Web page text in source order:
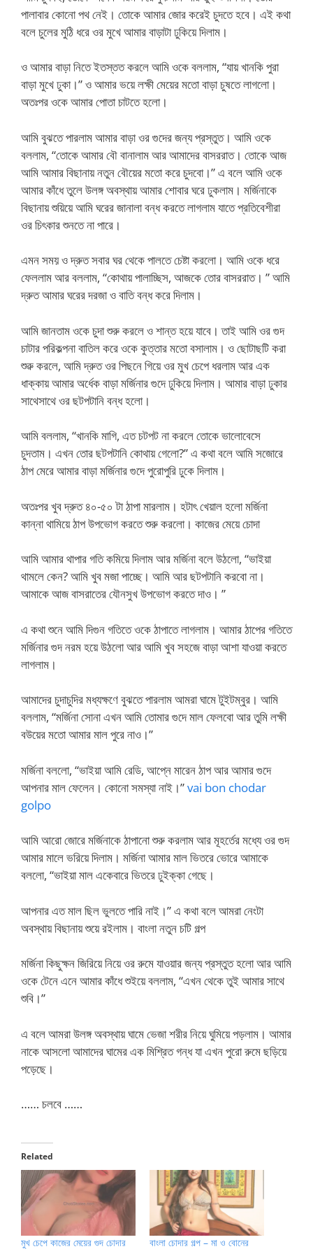
পালাবার কোনো পথ নেই। তোকে আমার জোর করেই চুদতে হবে। এই কথা
বলে চুলের মুঠি ধরে ওর মুখে আমার বাড়াটা ঢুকিয়ে দিলাম।
ও আমার বাড়া নিতে ইতস্তত করলে আমি ওকে বললাম, “যায় খানকি পুরা
বাড়া মুখে ঢুকা।” ও আমার ভয়ে লক্ষী মেয়ের মতো বাড়া চুষতে লাগলো।
অতঃপর ওকে আমার পোতা চাটতে হলো।
আমি বুঝতে পারলাম আমার বাড়া ওর গুদের জন্য প্রস্তুত। আমি ওকে
বললাম, “তোকে আমার বৌ বানালাম আর আমাদের বাসররাত। তোকে আজ
আমি আমার বিছানায় নতুন বৌয়ের মতো করে চুদবো।” এ বলে আমি ওকে
আমার কাঁধে তুলে উলঙ্গ অবস্থায় আমার শোবার ঘরে ঢুকলাম। মর্জিনাকে
বিছানায় শুয়িয়ে আমি ঘরের জানালা বন্ধ করতে লাগলাম যাতে প্রতিবেশীরা
ওর চিৎকার শুনতে না পারে।
এমন সময় ও দ্রুত সবার ঘর থেকে পালতে চেষ্টা করলো। আমি ওকে ধরে
ফেললাম আর বললাম, “কোথায় পালাচ্ছিস, আজকে তোর বাসররাত। ” আমি
দ্রুত আমার ঘরের দরজা ও বাতি বন্ধ করে দিলাম।
আমি জানতাম ওকে চুদা শুরু করলে ও শান্ত হয়ে যাবে। তাই আমি ওর গুদ
চাটার পরিকল্পনা বাতিল করে ওকে কুত্তার মতো বসালাম। ও ছোটাছটি করা
শুৱু করলে, আমি দ্রুত ওর পিছনে গিয়ে ওর মুখ চেপে ধরলাম আর এক
ধাক্কায় আমার অর্ধেক বাড়া মর্জিনার গুদে ঢুকিয়ে দিলাম। আমার বাড়া ঢুকার
সাথেসাথে ওর ছটপটানি বন্ধ হলো।
আমি বললাম, “খানকি মাগি, এত চটপট না করলে তোকে ভালোবেসে
চুদতাম। এখন তোর ছটপটানি কোথায় গেলো?” এ কথা বলে আমি সজোরে
ঠাপ মেরে আমার বাড়া মর্জিনার গুদে পুরোপুরি ঢুকে দিলাম।
অতঃপর খুব দ্রুত ৪০-৫০ টা ঠাপা মারলাম। হটাৎ খেয়াল হলো মর্জিনা
কান্না থামিয়ে ঠাপ উপভোগ করতে শুরু করলো। কাজের মেয়ে চোদা
আমি আমার থাপার গতি কমিয়ে দিলাম আর মর্জিনা বলে উঠলো, “ভাইয়া
থামলে কেন? আমি খুব মজা পাচ্ছে। আমি আর ছটপটানি করবো না।
আমাকে আজ বাসরাতের যৌনসুখ উপভোগ করতে দাও। ”
এ কথা শুনে আমি দিগুন গতিতে ওকে ঠাপাতে লাগলাম। আমার ঠাপের গতিতে
মর্জিনার গুদ নরম হয়ে উঠলো আর আমি খুব সহজে বাড়া আশা যাওয়া করতে
লাগলাম।
আমাদের চুদাচুদির মধ্যক্ষণে বুঝতে পারলাম আমরা ঘামে টুইটম্বুর। আমি
বললাম, “মর্জিনা সোনা এখন আমি তোমার গুদে মাল ফেলবো আর তুমি লক্ষী
বউয়ের মতো আমার মাল পুরে নাও।”
মর্জিনা বললো, “ভাইয়া আমি রেডি, আপ্নে মারেন ঠাপ আর আমার গুদে
আপনার মাল ফেলেন। কোনো সমস্যা নাই।”vai bon chodar
golpo
আমি আরো জোরে মর্জিনাকে ঠাপানো শুরু করলাম আর মূহর্তের মধ্যে ওর গুদ
আমার মালে ভরিয়ে দিলাম। মর্জিনা আমার মাল ভিতরে ভোরে আমাকে
বললো, “ভাইয়া মাল একেবারে ভিতরে ঢুইক্কা গেছে।
আপনার এত মাল ছিল ভুলতে পারি নাই।” এ কথা বলে আমরা নেংটা
অবস্থায় বিছানায় শুয়ে রইলাম। বাংলা নতুন চটি গল্প
মর্জিনা কিছুক্ষন জিরিয়ে নিয়ে ওর রুমে যাওয়ার জন্য প্রস্তুত হলো আর আমি
ওকে টেনে এনে আমার কাঁধে শুইয়ে বললাম, “এখন থেকে তুই আমার সাথে
শুবি।”
এ বলে আমরা উলঙ্গ অবস্থায় ঘামে ভেজা শরীর নিয়ে ঘুমিয়ে পড়লাম। আমার
নাকে আসলো আমাদের ঘামের এক মিশ্রিত গন্ধ যা এখন পুরো রুমে ছড়িয়ে
পড়েছে।
…… চলবে ……
Related
মুখ চেপে কাজের মেয়ের গুদ চোদার বাংলা চোদার গল্প – মা ও বোনের